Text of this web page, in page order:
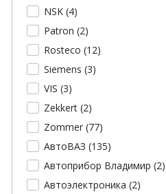
NSK (4)
Patron (2)
Rosteco (12)
Siemens (3)
VIS (3)
Zekkert (2)
Zommer (77)
АвтоВАЗ (135)
Автоприбор Владимир (2)
Автоэлектроника (2)